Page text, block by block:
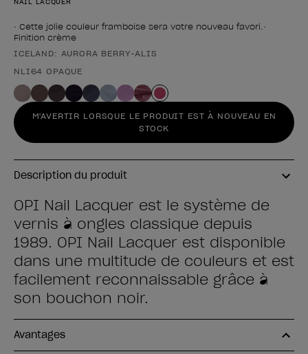
• Cette jolie couleur framboise sera votre nouveau favori.•
Finition crème
Forme du produit
ICELAND: AURORA BERRY-ALIS
NLI64 OPAQUE
M'AVERTIR LORSQUE LE PRODUIT EST À NOUVEAU EN
STOCK
Description du produit
OPI Nail Lacquer est le système de
vernis à ongles classique depuis
1989. OPI Nail Lacquer est disponible
dans une multitude de couleurs et est
facilement reconnaissable grâce à
son bouchon noir.
Avantages